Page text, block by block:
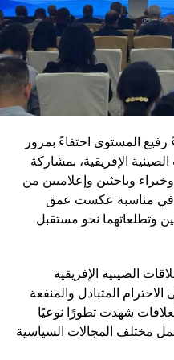
العسكري
العسكرية
للحزب” داخل القوات
الأمد تهدف إلى جعل
من الطراز الأول”.
لا تسعى إلى الهيمنة، بل
دولي أكثر توازناً.
وفي ظل هذا التحول، يبدو
بالتحديث الشامل،
باعتبارها ركائز
والعشرين.
المستوى احتفاءً بمرور
الإفريقية، بمشاركة
وباحثين وإعلاميين من
في مناسبة عكست عمق
وتطلعاتهما نحو مستقبل
الصينية الإفريقية
المتبادل والمنفعة
شهدت تطورًا نوعيًا
مختلف المجالات السياسية